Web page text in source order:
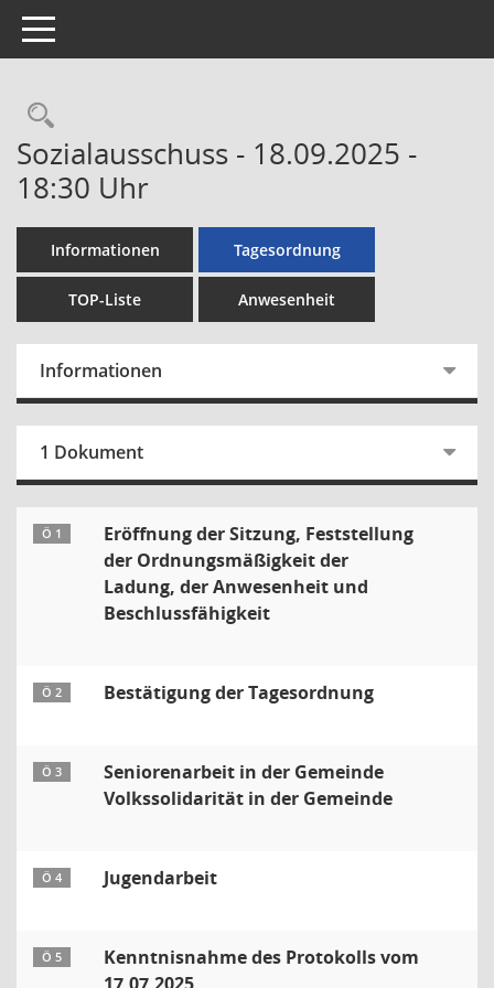
Toggle navigation
Rechercheauswahl
Sozialausschuss - 18.09.2025 -
18:30 Uhr
Informationen Tagesordnung
TOP-Liste Anwesenheit
Informationen
1 Dokument
Ö 1
Eröffnung der Sitzung, Feststellung
der Ordnungsmäßigkeit der
Ladung, der Anwesenheit und
Beschlussfähigkeit
Ö 2 Bestätigung der Tagesordnung
Ö 3
Seniorenarbeit in der Gemeinde
Volkssolidarität in der Gemeinde
Ö 4 Jugendarbeit
Ö 5
Kenntnisnahme des Protokolls vom